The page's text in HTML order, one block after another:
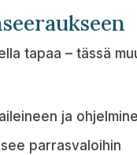
tapaa – tässä
ja
parrasvaloihin